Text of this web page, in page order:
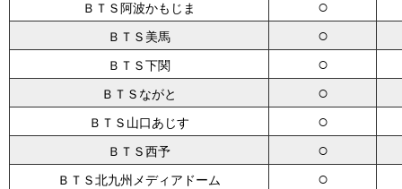
ＢＴＳ阿波かもじま ○
ＢＴＳ美馬 ○
ＢＴＳ下関 ○
ＢＴＳながと ○
ＢＴＳ山口あじす ○
ＢＴＳ西予 ○
ＢＴＳ北九州メディアドーム ○